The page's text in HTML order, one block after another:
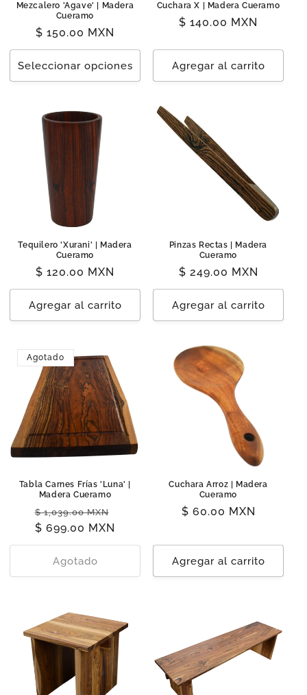
Mezcalero 'Agave' | Madera
Cueramo
Precio
habitual
$ 150.00 MXN
Seleccionar opciones
Cuchara X | Madera Cueramo
Precio
$ 140.00 MXN
Agregar al carrito
Tequilero 'Xurani' | Madera
Cueramo
Precio
habitual
$ 120.00 MXN
Agregar al carrito
Pinzas Rectas | Madera
Cueramo
Precio
habitual
$ 249.00 MXN
Agregar al carrito
Agotado
Tabla Carnes Frías 'Luna' |
Madera Cueramo
Precio
habitual
$ 1,039.00 MXN
oferta
$ 699.00 MXN
Agotado
Cuchara Arroz | Madera
Cueramo
Precio
$ 60.00 MXN
Agregar al carrito